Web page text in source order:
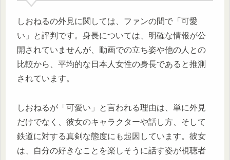
しおねるの外見に関しては、ファンの間で「可愛
い」と評判です。身長については、明確な情報が公
開されていませんが、動画での立ち姿や他の人との
比較から、平均的な日本人女性の身長であると推測
されています。
しおねるが「可愛い」と言われる理由は、単に外見
だけでなく、彼女のキャラクターや話し方、そして
鉄道に対する真剣な態度にも起因しています。彼女
は、自分の好きなことを楽しそうに話す姿が視聴者